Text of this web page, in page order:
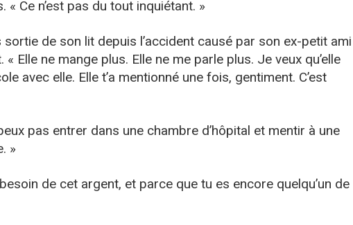
« Ce n’est pas du tout inquiétant. »
sortie de son lit depuis l’accident causé par son ex-petit ami
« Elle ne mange plus. Elle ne me parle plus. Je veux qu’elle
avec elle. Elle t’a mentionné une fois, gentiment. C’est
pas entrer dans une chambre d’hôpital et mentir à une
»
de cet argent, et parce que tu es encore quelqu’un de